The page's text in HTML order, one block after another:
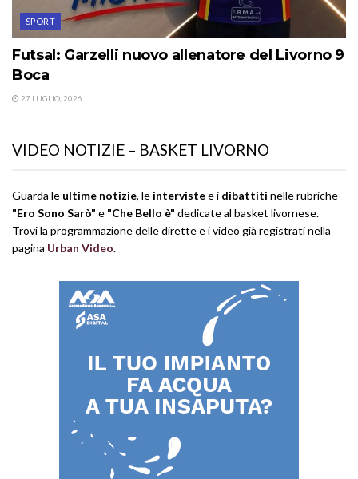
SPORT
Futsal: Garzelli nuovo allenatore del Livorno 9
Boca
27 LUGLIO, 2026
VIDEO NOTIZIE – BASKET LIVORNO
Guarda le ultime notizie, le intervistee i dibattiti nelle rubriche
"Ero Sono Sarò" e "Che Bello è" dedicate al basket livornese.
Trovi la programmazione delle dirette e i video già registrati nella
pagina Urban Video.